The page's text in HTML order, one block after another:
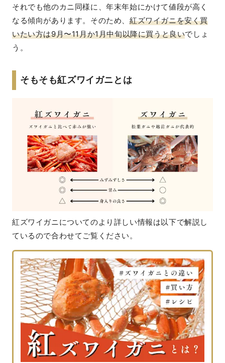
それでも他のカニ同様に、年末年始にかけて値段が高く
なる傾向があります。そのため、 紅ズワイガニを安く買
いたい方は9月〜11月か1月中旬以降に買うと良いでしょ
う。
そもそも紅ズワイガニとは
紅ズワイガニについてのより詳しい情報は以下で解説し
ているので合わせてご覧ください。